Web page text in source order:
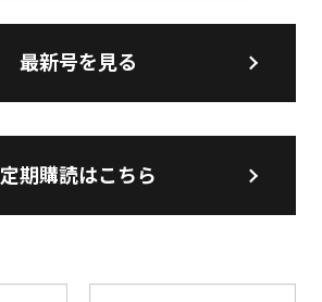
最新号を見る
定期購読はこちら